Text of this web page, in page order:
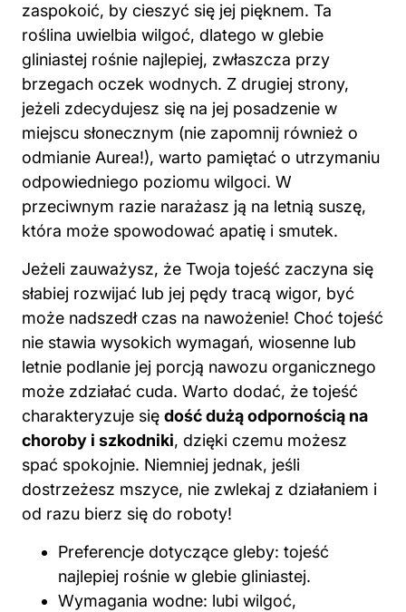
zaspokoić, by cieszyć się jej pięknem. Ta
roślina uwielbia wilgoć, dlatego w glebie
gliniastej rośnie najlepiej, zwłaszcza przy
brzegach oczek wodnych. Z drugiej strony,
jeżeli zdecydujesz się na jej posadzenie w
miejscu słonecznym (nie zapomnij również o
odmianie Aurea!), warto pamiętać o utrzymaniu
odpowiedniego poziomu wilgoci. W
przeciwnym razie narażasz ją na letnią suszę,
która może spowodować apatię i smutek.
Jeżeli zauważysz, że Twoja tojeść zaczyna się
słabiej rozwijać lub jej pędy tracą wigor, być
może nadszedł czas na nawożenie! Choć tojeść
nie stawia wysokich wymagań, wiosenne lub
letnie podlanie jej porcją nawozu organicznego
może zdziałać cuda. Warto dodać, że tojeść
charakteryzuje się dość dużą odpornością na
choroby i szkodniki, dzięki czemu możesz
spać spokojnie. Niemniej jednak, jeśli
dostrzeżesz mszyce, nie zwlekaj z działaniem i
od razu bierz się do roboty!
Preferencje dotyczące gleby: tojeść
najlepiej rośnie w glebie gliniastej.
Wymagania wodne: lubi wilgoć,